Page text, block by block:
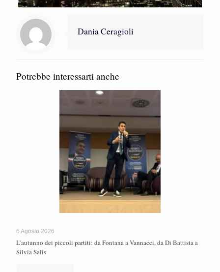
Dania Ceragioli
Potrebbe interessarti anche
6 Agosto 2026
L’autunno dei piccoli partiti: da Fontana a Vannacci, da Di Battista a
Silvia Salis